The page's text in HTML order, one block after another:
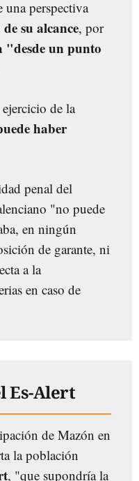
una perspectiva
su alcance, por
"desde un punto
de la
haber
penal del
"no puede
en ningún
de garante, ni
a la
en caso de
Es-Alert
de Mazón en
la población
, "que supondría la